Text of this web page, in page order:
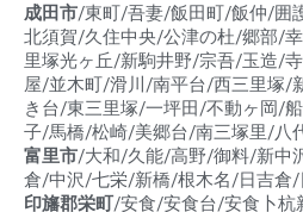
成田市/東町/吾妻/飯田町/飯仲/囲
北須賀/久住中央/公津の杜/郷部/
里塚光ヶ丘/新駒井野/宗吾/玉造/
屋/並木町/滑川/南平台/西三里塚/
き台/東三里塚/一坪田/不動ヶ岡/
子/馬橋/松崎/美郷台/南三塚里/八
富里市/大和/久能/高野/御料/新中
倉/中沢/七栄/新橋/根木名/日吉倉/
印旛郡栄町/安食/安食台/安食卜